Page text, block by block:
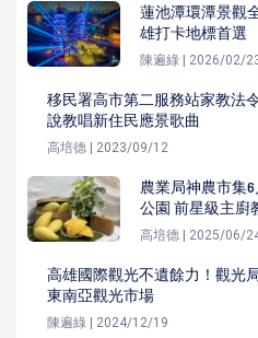
蓮池潭環潭景觀
雄打卡地標首選
陳遍綠 | 2026/02/
移民署高市第二服務站家教法
說教唱新住民應景歌曲
高培德 | 2023/09/12
農業局神農市集
公園 前星級主廚
高培德 | 2025/06/
高雄國際觀光不遺餘力！觀光
東南亞觀光市場
陳遍綠 | 2024/12/19